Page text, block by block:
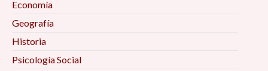
Economía
Geografía
Historia
Psicología Social